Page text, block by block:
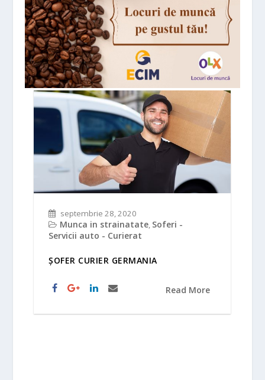
septembrie 28, 2020
Munca in strainatate, Soferi -
Servicii auto - Curierat
ȘOFER CURIER GERMANIA
Read More